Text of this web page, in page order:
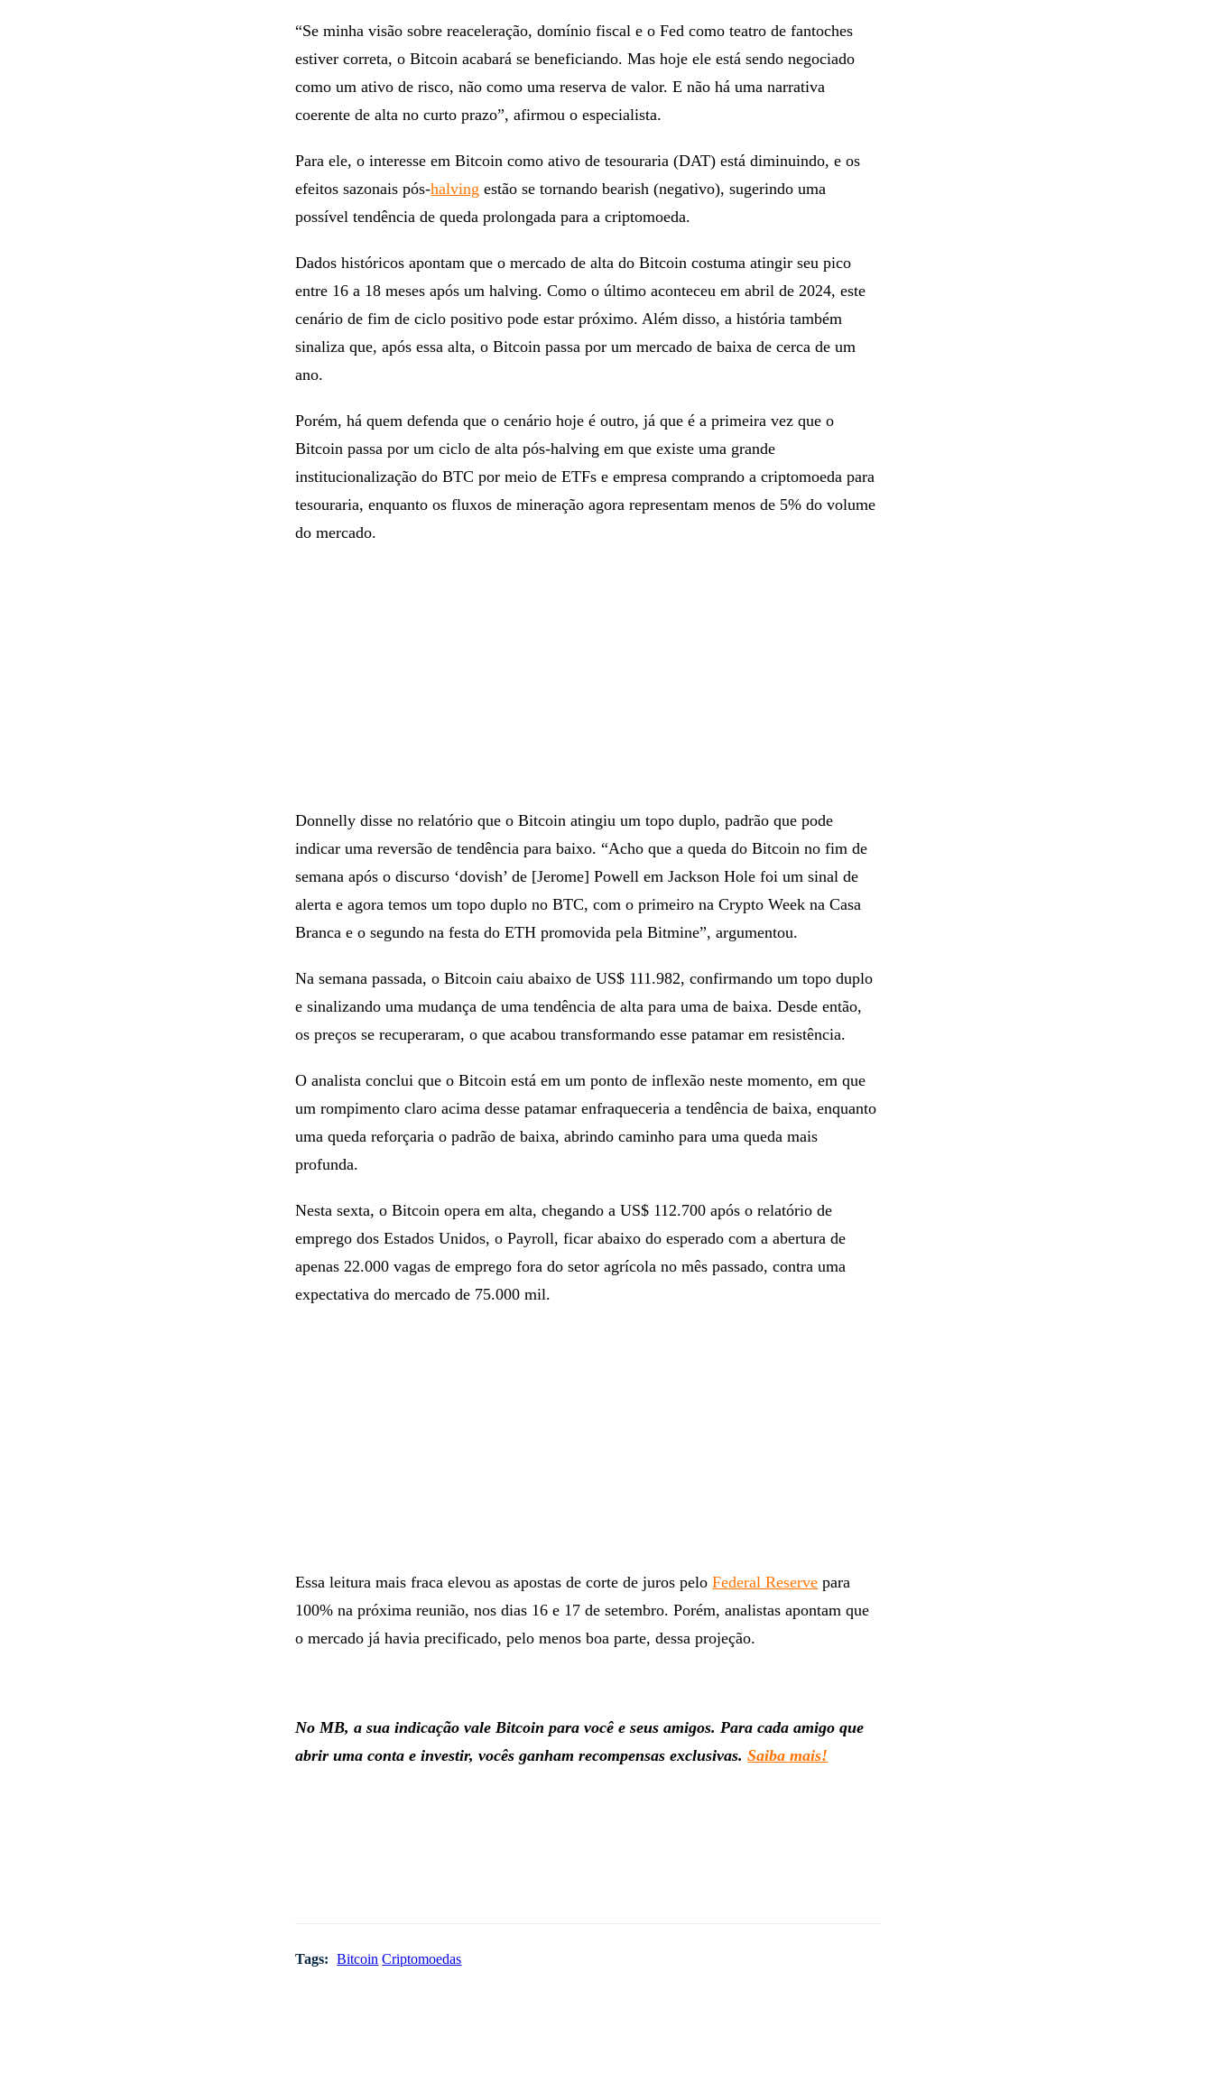
“Se minha visão sobre reaceleração, domínio fiscal e o Fed como teatro de fantoches
estiver correta, o Bitcoin acabará se beneficiando. Mas hoje ele está sendo negociado
como um ativo de risco, não como uma reserva de valor. E não há uma narrativa
coerente de alta no curto prazo”, afirmou o especialista.
Para ele, o interesse em Bitcoin como ativo de tesouraria (DAT) está diminuindo, e os
efeitos sazonais pós-halving estão se tornando bearish (negativo), sugerindo uma
possível tendência de queda prolongada para a criptomoeda.
Dados históricos apontam que o mercado de alta do Bitcoin costuma atingir seu pico
entre 16 a 18 meses após um halving. Como o último aconteceu em abril de 2024, este
cenário de fim de ciclo positivo pode estar próximo. Além disso, a história também
sinaliza que, após essa alta, o Bitcoin passa por um mercado de baixa de cerca de um
ano.
Porém, há quem defenda que o cenário hoje é outro, já que é a primeira vez que o
Bitcoin passa por um ciclo de alta pós-halving em que existe uma grande
institucionalização do BTC por meio de ETFs e empresa comprando a criptomoeda para
tesouraria, enquanto os fluxos de mineração agora representam menos de 5% do volume
do mercado.
Donnelly disse no relatório que o Bitcoin atingiu um topo duplo, padrão que pode
indicar uma reversão de tendência para baixo. “Acho que a queda do Bitcoin no fim de
semana após o discurso ‘dovish’ de [Jerome] Powell em Jackson Hole foi um sinal de
alerta e agora temos um topo duplo no BTC, com o primeiro na Crypto Week na Casa
Branca e o segundo na festa do ETH promovida pela Bitmine”, argumentou.
Na semana passada, o Bitcoin caiu abaixo de US$ 111.982, confirmando um topo duplo
e sinalizando uma mudança de uma tendência de alta para uma de baixa. Desde então,
os preços se recuperaram, o que acabou transformando esse patamar em resistência.
O analista conclui que o Bitcoin está em um ponto de inflexão neste momento, em que
um rompimento claro acima desse patamar enfraqueceria a tendência de baixa, enquanto
uma queda reforçaria o padrão de baixa, abrindo caminho para uma queda mais
profunda.
Nesta sexta, o Bitcoin opera em alta, chegando a US$ 112.700 após o relatório de
emprego dos Estados Unidos, o Payroll, ficar abaixo do esperado com a abertura de
apenas 22.000 vagas de emprego fora do setor agrícola no mês passado, contra uma
expectativa do mercado de 75.000 mil.
Essa leitura mais fraca elevou as apostas de corte de juros peloFederal Reserve para
100% na próxima reunião, nos dias 16 e 17 de setembro. Porém, analistas apontam que
o mercado já havia precificado, pelo menos boa parte, dessa projeção.
No MB, a sua indicação vale Bitcoin para você e seus amigos. Para cada amigo que
abrir uma conta e investir, vocês ganham recompensas exclusivas.Saiba mais!
Tags: Bitcoin Criptomoedas